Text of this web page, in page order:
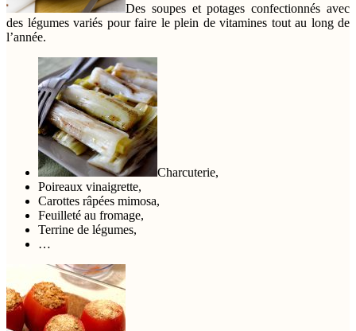
Des soupes et potages confectionnés avec
des légumes variés pour faire le plein de vitamines tout au long de
l’année.
Charcuterie,
Poireaux vinaigrette,
Carottes râpées mimosa,
Feuilleté au fromage,
Terrine de légumes,
…